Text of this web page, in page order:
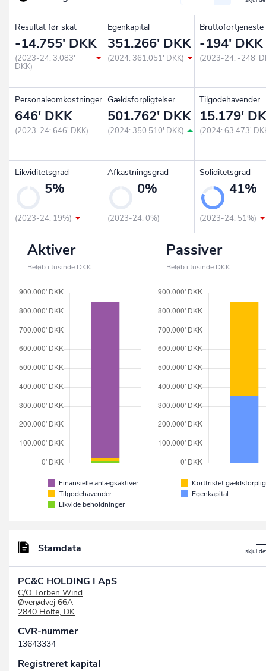
Resultat før skat
-14.755' DKK
(2023-24: 3.083'
DKK)
Egenkapital
351.266' DKK
(2024: 361.051' DKK)
Bruttofortjeneste
-194' DKK
(2023-24: -248'
Personaleomkostninger
646' DKK
(2023-24: 646' DKK)
Gældsforpligtelser
501.762' DKK
(2024: 350.510' DKK)
Tilgodehavender
15.179'
(2024: 63.473'
Likviditetsgrad
5%
(2023-24: 19%)
Afkastningsgrad
0%
(2023-24: 0%)
Soliditetsgrad
41%
(2023-24: 51%)
Aktiver
Beløb i tusinde DKK
Finansielle anlægsaktiver
Tilgodehavender
Likvide beholdninger
Passiver
Beløb i tusinde DKK
Kortfristet
Egenkapital
Stamdata
PC&C HOLDING I ApS
C/O Torben Wind
Øverødvej 66A
2840 Holte, DK
CVR-nummer
13643334
Registreret kapital